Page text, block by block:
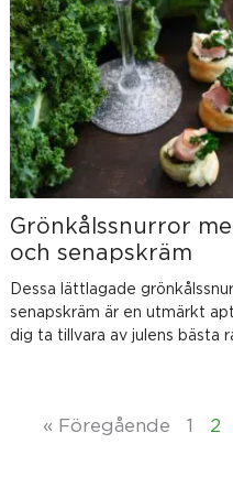
Grönkålssnurror
och senapskräm
Dessa lättlagade
senapskräm är en utmärkt
dig ta tillvara av julens bästa
« Föregående 1 2